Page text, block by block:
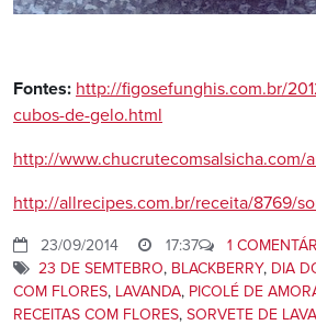
Fontes: http://figosefunghis.com.br/
cubos-de-gelo.html
http://www.chucrutecomsalsicha.com/
http://allrecipes.com.br/receita/8769/
23/09/2014 17:37
1
23 DE SEMTEBRO, BLACKBERRY, DIA
COM FLORES, LAVANDA, PICOLÉ DE
RECEITAS COM FLORES, SORVETE DE